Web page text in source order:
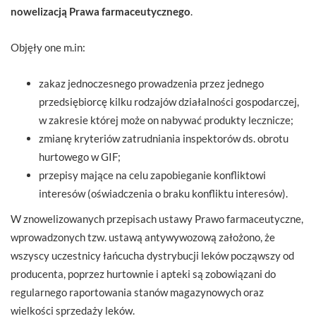
nowelizacją Prawa farmaceutycznego
Objęły one m.in:
zakaz jednoczesnego prowadzenia przez jednego
przedsiębiorcę kilku rodzajów działalności gospodarczej,
w zakresie której może on nabywać produkty lecznicze;
zmianę kryteriów zatrudniania inspektorów ds. obrotu
hurtowego w GIF;
przepisy mające na celu zapobieganie konfliktowi
interesów (oświadczenia o braku konfliktu interesów).
W znowelizowanych przepisach ustawy Prawo farmaceutyczne,
wprowadzonych tzw. ustawą antywywozową założono, że
wszyscy uczestnicy łańcucha dystrybucji leków począwszy od
producenta, poprzez hurtownie i apteki są zobowiązani do
regularnego raportowania stanów magazynowych oraz
wielkości sprzedaży leków.